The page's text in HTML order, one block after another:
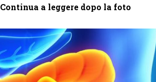
Continua a leggere dopo la foto